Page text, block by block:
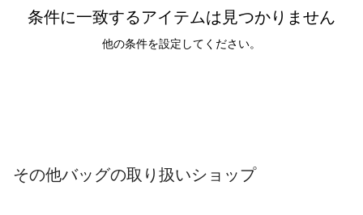
条件に一致するアイテムは見つかりません
他の条件を設定してください。
その他バッグの取り扱いショップ